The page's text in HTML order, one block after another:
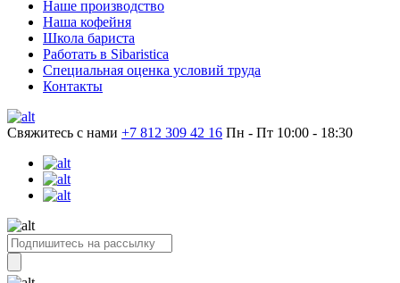
Наше производство
Наша кофейня
Школа бариста
Работать в Sibaristica
Специальная оценка условий труда
Контакты
Свяжитесь с нами +7 812 309 42 16 Пн - Пт 10:00 - 18:30